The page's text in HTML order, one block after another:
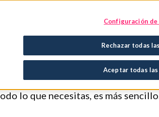
padres
lo que necesitas, es más
Configuración de
Rechazar todas
Aceptar todas